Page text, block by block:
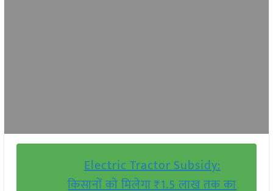
Electric Tractor Subsidy:
किसानों को मिलेगा ₹1.5 लाख तक का